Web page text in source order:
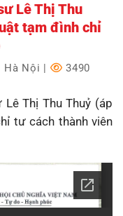
Lê Thị Thu
tạm đình chỉ
Hà Nội |
3490
Thị Thu Thuỷ (áp
tư cách thành viên